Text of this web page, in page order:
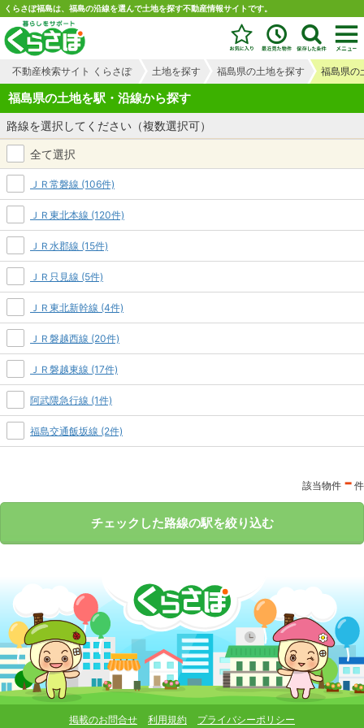
くらさぽ福島は、福島の沿線を選んで土地を探す不動産情報サイトです。
不動産検索サイト くらさぽ 土地を探す 福島県の土地を探す 福島県の
福島県の土地を駅・沿線から探す
路線を選択してください（複数選択可）
全て選択
ＪＲ常磐線 (106件)
ＪＲ東北本線 (120件)
ＪＲ水郡線 (15件)
ＪＲ只見線 (5件)
ＪＲ東北新幹線 (4件)
ＪＲ磐越西線 (20件)
ＪＲ磐越東線 (17件)
阿武隈急行線 (1件)
福島交通飯坂線 (2件)
該当物件 - 件
チェックした路線の駅を絞り込む
掲載のお問合せ 利用規約 プライバシーポリシー